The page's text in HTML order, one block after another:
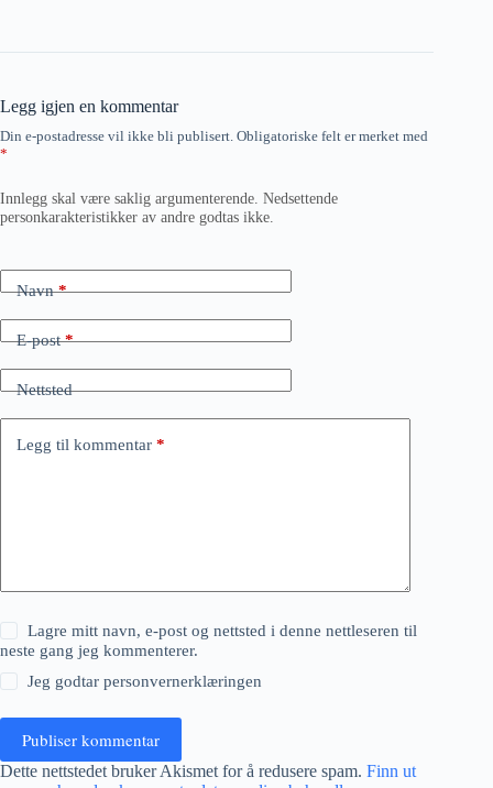
Legg igjen en kommentar
Din e-postadresse vil ikke bli publisert. Obligatoriske felt er merket med
*
Innlegg skal være saklig argumenterende. Nedsettende
personkarakteristikker av andre godtas ikke.
Navn*
E-post*
Nettsted
Legg til kommentar *
Lagre mitt navn, e-post og nettsted i denne nettleseren til
neste gang jeg kommenterer.
Jeg godtarpersonvernerklæringen
Publiser kommentar
Dette nettstedet bruker Akismet for å redusere spam. Finn ut